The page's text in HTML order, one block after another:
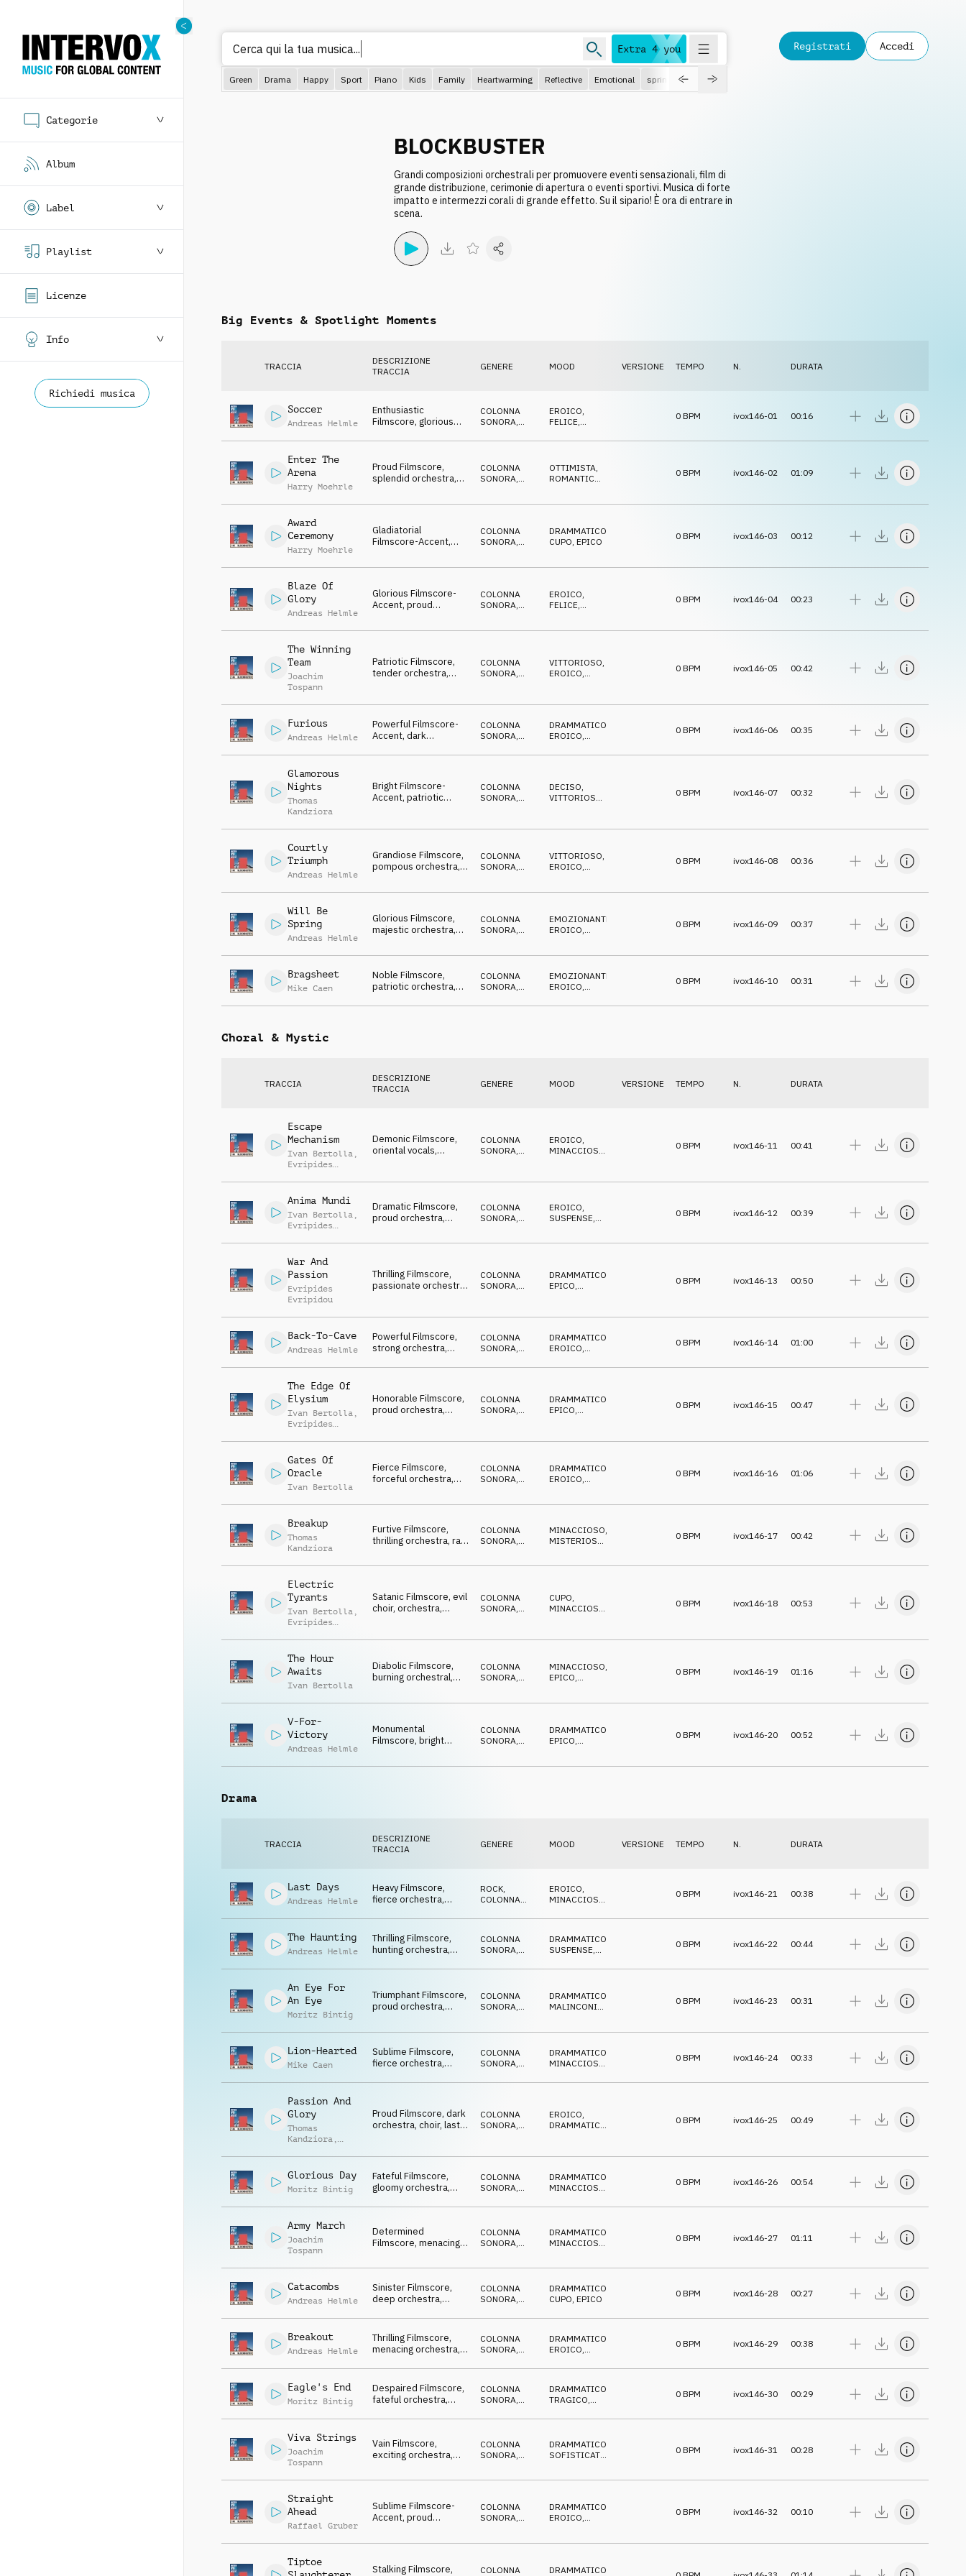
Categorie
Album
Label
Playlist
Licenze
Info
Richiedi musica
Extra 4 you
Cerca qui la tua music
Green Drama Happy Sport Piano Kids Family Heartwarming Reflective Emotional spring
Registrati Accedi
BLOCKBUSTER
Grandi composizioni orchestrali per promuovere eventi sensazionali, film di
grande distribuzione, cerimonie di apertura o eventi sportivi. Musica di forte
impatto e intermezzi corali di grande effetto. Su il sipario! È ora di entrare in
scena.
Big Events & Spotlight Moments
TRACCIA
DESCRIZIONE
TRACCIA
GENERE MOOD VERSIONE TEMPO N. DURATA
Soccer
Andreas Helmle
Enthusiastic
Filmscore, glorious
big arena, opener
COLONNA
SONORA
EROICO
FELICE
0 BPM ivox146-01 00:16
Enter The
Arena
Harry Moehrle
Proud Filmscore,
splendid orchestra,
COLONNA
SONORA
OTTIMISTA
ROMANTICO
0 BPM ivox146-02 01:09
Award
Ceremony
Harry Moehrle
Gladiatorial
Filmscore-Accent,
majestic
COLONNA
SONORA
DRAMMATICO
CUPO EPICO 0 BPM ivox146-03 00:12
Blaze Of
Glory
Andreas Helmle
Glorious Filmscore-
Accent, proud
ceremonial,
COLONNA
SONORA
EROICO
FELICE
0 BPM ivox146-04 00:23
The Winning
Team
Joachim
Tospann
Patriotic Filmscore,
tender orchestra,
COLONNA
SONORA,
VITTORIOSO,
EROICO,
0 BPM ivox146-05 00:42
Furious
Andreas Helmle
Powerful Filmscore-
Accent, dark
threatening, fierce
COLONNA
SONORA
DRAMMATICO
EROICO
0 BPM ivox146-06 00:35
Glamorous
Nights
Thomas
Kandziora
Bright Filmscore-
Accent, patriotic
COLONNA
SONORA,
DECISO,
VITTORIOSO
0 BPM ivox146-07 00:32
Courtly
Triumph
Andreas Helmle
Grandiose Filmscore,
pompous orchestra,
patriotic
COLONNA
SONORA
VITTORIOSO
EROICO
0 BPM ivox146-08 00:36
Will Be
Spring
Andreas Helmle
Glorious Filmscore,
majestic orchestra,
COLONNA
SONORA
EMOZIONANTE
EROICO
0 BPM ivox146-09 00:37
Bragsheet
Mike Caen
Noble Filmscore,
patriotic orchestra,
COLONNA
SONORA
EMOZIONANTE
EROICO
0 BPM ivox146-10 00:31
Choral & Mystic
TRACCIA
DESCRIZIONE
TRACCIA
GENERE MOOD VERSIONE TEMPO N. DURATA
Escape
Mechanism
Ivan Bertolla ,
Evripides
Demonic Filmscore,
oriental vocals,
COLONNA
SONORA,
EROICO,
MINACCIOSO
0 BPM ivox146-11 00:41
Anima Mundi
Ivan Bertolla ,
Evripides
Dramatic Filmscore,
proud orchestra,
conquerors
COLONNA
SONORA,
EROICO,
SUSPENSE,
0 BPM ivox146-12 00:39
War And
Passion
Evripides
Evripidou
Thrilling Filmscore,
passionate orchestra,
COLONNA
SONORA,
DRAMMATICO
EPICO,
0 BPM ivox146-13 00:50
Back-To-Cave
Andreas Helmle
Powerful Filmscore,
strong orchestra,
intercepting
COLONNA
SONORA
DRAMMATICO
EROICO
0 BPM ivox146-14 01:00
The Edge Of
Elysium
Ivan Bertolla ,
Evripides
Honorable Filmscore,
proud orchestra,
COLONNA
SONORA,
DRAMMATICO
EPICO,
0 BPM ivox146-15 00:47
Gates Of
Oracle
Ivan Bertolla
Fierce Filmscore,
forceful orchestra,
COLONNA
SONORA
DRAMMATICO
EROICO
0 BPM ivox146-16 01:06
Breakup
Thomas
Kandziora
Furtive Filmscore,
thrilling orchestra, raid
COLONNA
SONORA,
MINACCIOSO,
MISTERIOSO
0 BPM ivox146-17 00:42
Electric
Tyrants
Ivan Bertolla ,
Evripides
Satanic Filmscore, evil
choir, orchestra,
COLONNA
SONORA,
CUPO,
MINACCIOSO
0 BPM ivox146-18 00:53
The Hour
Awaits
Ivan Bertolla
Diabolic Filmscore,
burning orchestral,
COLONNA
SONORA
MINACCIOSO
EPICO
0 BPM ivox146-19 01:16
V-For-
Victory
Andreas Helmle
Monumental
Filmscore, bright
'going to war'
COLONNA
SONORA
DRAMMATICO
EPICO
0 BPM ivox146-20 00:52
Drama
TRACCIA
DESCRIZIONE
TRACCIA
GENERE MOOD VERSIONE TEMPO N. DURATA
Last Days
Andreas Helmle
Heavy Filmscore,
fierce orchestra,
ROCK
COLONNA
EROICO
MINACCIOSO
0 BPM ivox146-21 00:38
The Haunting
Andreas Helmle
Thrilling Filmscore,
hunting orchestra,
dangerous
COLONNA
SONORA
DRAMMATICO
SUSPENSE
0 BPM ivox146-22 00:44
An Eye For
An Eye
Moritz Bintig
Triumphant Filmscore,
proud orchestra,
COLONNA
SONORA
DRAMMATICO
MALINCONICO
0 BPM ivox146-23 00:31
Lion-Hearted
Mike Caen
Sublime Filmscore,
fierce orchestra,
stronghold
COLONNA
SONORA
DRAMMATICO
MINACCIOSO
0 BPM ivox146-24 00:33
Passion And
Glory
Thomas
Kandziora ,
Proud Filmscore, dark
orchestra, choir, last
COLONNA
SONORA,
EROICO,
DRAMMATICO
0 BPM ivox146-25 00:49
Glorious Day
Moritz Bintig
Fateful Filmscore,
gloomy orchestra,
sinister
COLONNA
SONORA
DRAMMATICO
MINACCIOSO
0 BPM ivox146-26 00:54
Army March
Joachim
Tospann
Determined
Filmscore, menacing
fateful
COLONNA
SONORA,
DRAMMATICO
MINACCIOSO
0 BPM ivox146-27 01:11
Catacombs
Andreas Helmle
Sinister Filmscore,
deep orchestra,
heroic
COLONNA
SONORA
DRAMMATICO
CUPO EPICO 0 BPM ivox146-28 00:27
Breakout
Andreas Helmle
Thrilling Filmscore,
menacing orchestra,
COLONNA
SONORA
DRAMMATICO
EROICO
0 BPM ivox146-29 00:38
Eagle's End
Moritz Bintig
Despaired Filmscore,
fateful orchestra,
COLONNA
SONORA
DRAMMATICO
TRAGICO
0 BPM ivox146-30 00:29
Viva Strings
Joachim
Tospann
Vain Filmscore,
exciting orchestra,
fragrance
COLONNA
SONORA,
DRAMMATICO
SOFISTICATO
0 BPM ivox146-31 00:28
Straight
Ahead
Raffael Gruber
Sublime Filmscore-
Accent, proud
triumphant
COLONNA
SONORA
DRAMMATICO
EROICO
0 BPM ivox146-32 00:10
Tiptoe
Stalking Filmscore,
COLONNA
DRAMMATICO